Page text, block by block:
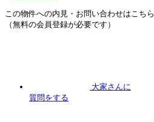
この物件への内見・お問い合わせはこちら
（無料の会員登録が必要です）
大家さんに
質問をする